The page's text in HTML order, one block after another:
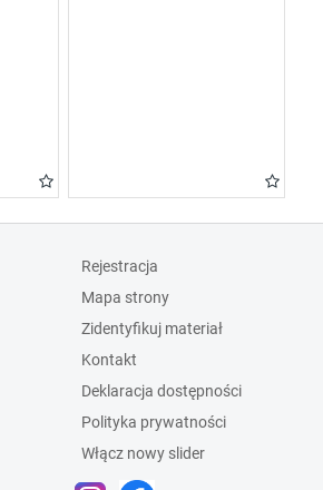
Rejestracja
Mapa strony
Zidentyfikuj materiał
Kontakt
Deklaracja dostępności
Polityka prywatności
Włącz nowy slider